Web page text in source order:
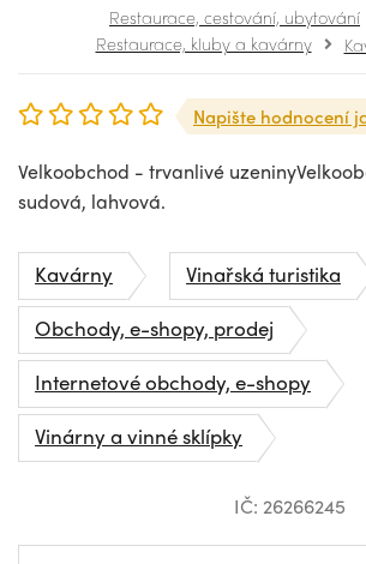
Restaurace, cestování, ubytování
Restaurace, kluby a kavárny
Napište hodnocení
Velkoobchod - trvanlivé
sudová, lahvová.
Kavárny
Vinařská turistika
Obchody, e-shopy, prodej
Internetové obchody, e-shopy
Vinárny a vinné sklípky
IČ: 26266245